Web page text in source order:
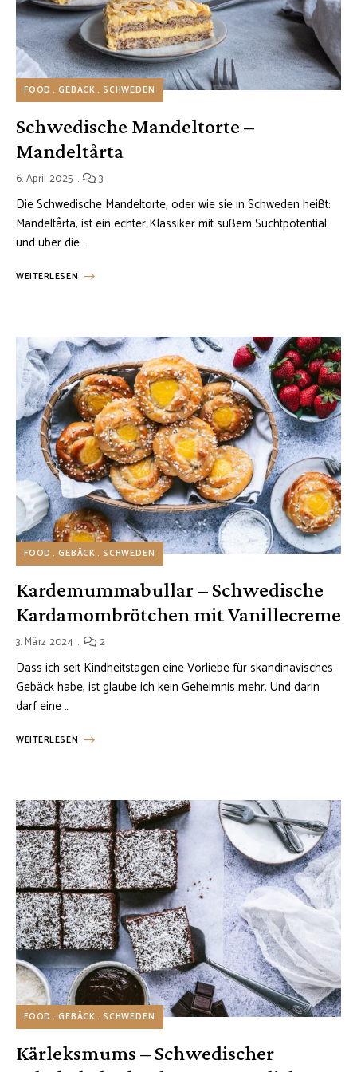
FOOD GEBÄCK SCHWEDEN
Schwedische Mandeltorte –
Mandeltårta
6. April 2025 3
Die Schwedische Mandeltorte, oder wie sie in Schweden heißt:
Mandeltårta, ist ein echter Klassiker mit süßem Suchtpotential
und über die …
WEITERLESEN
FOOD GEBÄCK SCHWEDEN
Kardemummabullar – Schwedische
Kardamombrötchen mit Vanillecreme
3. März 2024 2
Dass ich seit Kindheitstagen eine Vorliebe für skandinavisches
Gebäck habe, ist glaube ich kein Geheimnis mehr. Und darin
darf eine …
WEITERLESEN
FOOD GEBÄCK SCHWEDEN
Kärleksmums – Schwedischer